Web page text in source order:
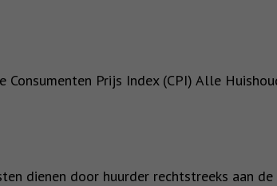
Prijs Index (CPI) Alle
dienen door huurder rechtstreeks aan